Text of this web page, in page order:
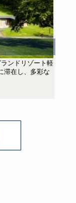
ンドリゾート軽
滞在し、多彩な